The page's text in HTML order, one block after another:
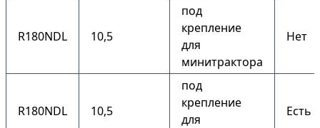
R180NDL 10,5
под
крепление
для
минитрактора
Нет
R180NDL 10,5
под
крепление
для
Есть